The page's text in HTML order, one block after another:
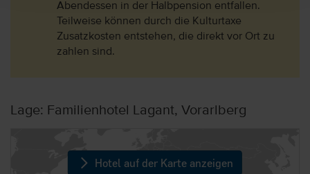
Abendessen in der Halbpension entfallen.
Teilweise können durch die Kulturtaxe
Zusatzkosten entstehen, die direkt vor Ort zu
zahlen sind.
Lage: Familienhotel Lagant, Vorarlberg
Hotel auf der Karte anzeigen